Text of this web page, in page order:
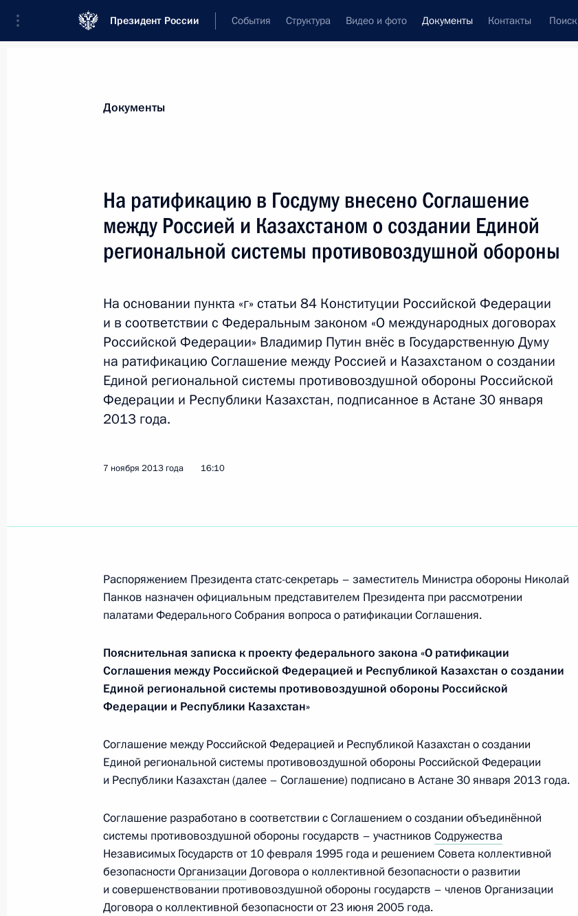
Президент России События Структура Видео и фото Документы Контакты Поиск
2 декабря 2013 года, 10:20
Внесены изменения в законодательство, регулирующее сферу охраны здоровья
граждан
25 ноября 2013 года, 15:30
Внесены изменения в КоАП, касающиеся правил пользования топливом и энергией
25 ноября 2013 года, 15:20
Внесено изменение в закон о связи
25 ноября 2013 года, 15:00
В законодательство внесены изменения, касающиеся лечения и реабилитации
осуждённых, признанных больными наркоманией
25 ноября 2013 года, 14:50
Подписан закон о признании утратившими силу отдельных положений
законодательных актов в целях устранения противоречия с Бюджетным кодексом
25 ноября 2013 года, 14:40
Внесены изменения в КоАП, увеличивающие сроки давности по делам
о незаконной организации и проведении азартных игр
Документы
На ратификацию в Госдуму внесено Соглашение
между Россией и Казахстаном о создании Единой
региональной системы противовоздушной обороны
На основании пункта «г» статьи 84 Конституции Российской Федерации
и в соответствии с Федеральным законом «О международных договорах
Российской Федерации» Владимир Путин внёс в Государственную Думу
на ратификацию Соглашение между Россией и Казахстаном о создании
Единой региональной системы противовоздушной обороны Российской
Федерации и Республики Казахстан, подписанное в Астане 30 января
2013 года.
7 ноября 2013 года 16:10
Распоряжением Президента статс-секретарь – заместитель Министра обороны Николай
Панков назначен официальным представителем Президента при рассмотрении
палатами Федерального Собрания вопроса о ратификации Соглашения.
Пояснительная записка к проекту федерального закона «О ратификации
Соглашения между Российской Федерацией и Республикой Казахстан о создании
Единой региональной системы противовоздушной обороны Российской
Федерации и Республики Казахстан»
Соглашение между Российской Федерацией и Республикой Казахстан о создании
Единой региональной системы противовоздушной обороны Российской Федерации
и Республики Казахстан (далее – Соглашение) подписано в Астане 30 января 2013 года.
Соглашение разработано в соответствии с Соглашением о создании объединённой
системы противовоздушной обороны государств – участников Содружества
Независимых Государств от 10 февраля 1995 года и решением Совета коллективной
безопасности Организации Договора о коллективной безопасности о развитии
и совершенствовании противовоздушной обороны государств – членов Организации
Договора о коллективной безопасности от 23 июня 2005 года.